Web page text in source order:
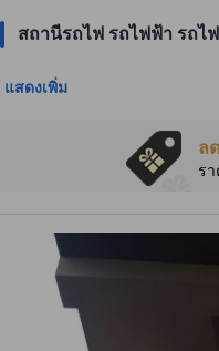
สถานีรถไฟ รถไฟฟ้า รถไ
แสดงเพิ่ม
ล
ร